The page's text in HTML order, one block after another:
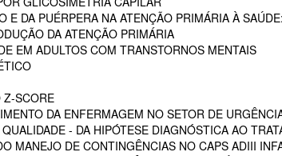
E DA PUÉRPERA NA ATENÇÃO PRIMÁRIA À
DA ATENÇÃO PRIMÁRIA
EM ADULTOS COM TRANSTORNOS MENTAIS
Z-SCORE
DA ENFERMAGEM NO SETOR DE
- DA HIPÓTESE DIAGNÓSTICA AO
MANEJO DE CONTINGÊNCIAS NO CAPS ADIII